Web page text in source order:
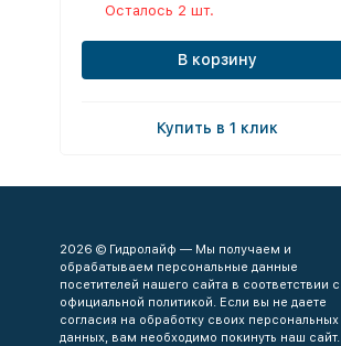
Осталось 2 шт.
В корзину
Купить в 1 клик
2026 © Гидролайф — Мы получаем и
обрабатываем персональные данные
посетителей нашего сайта в соответствии с
официальной политикой. Если вы не даете
согласия на обработку своих персональных
данных, вам необходимо покинуть наш сайт.